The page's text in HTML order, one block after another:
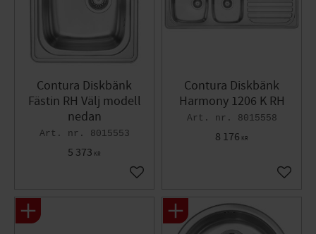
Contura Diskbänk
Fästin RH Välj modell
nedan
8015553
5 373 KR
Lägg till i favoriter
Contura Diskbänk
Harmony 1206 K RH
8015558
8 176 KR
Lägg